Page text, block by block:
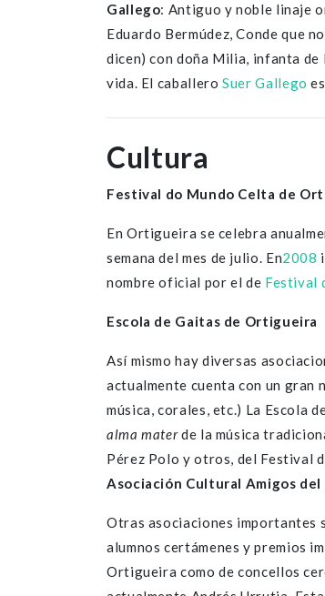
Gallego: Antiguo y noble linaje
Eduardo Bermúdez, Conde que
dicen) con doña Milia, infanta
vida. El caballeroSuer Gallego
Cultura
Festival do Mundo Celta de
En Ortigueira se celebra
semana del mes de julio. En2008
nombre oficial por el de Festival
Escola de Gaitas de Ortigueira
Así mismo hay diversas
actualmente cuenta con un gran
música, corales, etc.) La Escola
alma materde la música
Pérez Polo y otros, del Festival
Asociación Cultural Amigos
Otras asociaciones importantes
alumnos certámenes y premios
Ortigueira como de concellos